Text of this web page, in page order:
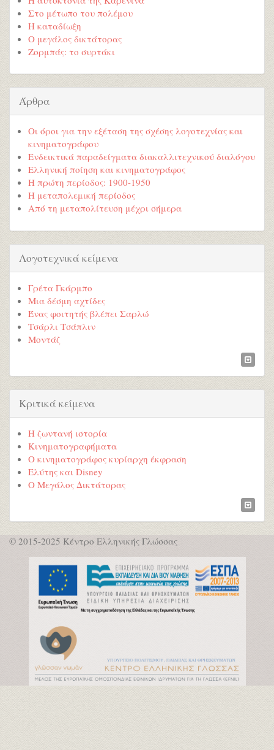
Στο μέτωπο του πολέμου
Η καταδίωξη
Ο μεγάλος δικτάτορας
Ζορμπάς: το συρτάκι
Άρθρα
Οι όροι για την εξέταση της σχέσης λογοτεχνίας και
κινηματογράφου
Ενδεικτικά παραδείγματα διακαλλιτεχνικού διαλόγου
Ελληνική ποίηση και κινηματογράφος
Η πρώτη περίοδος: 1900-1950
Η μεταπολεμική περίοδος
Από τη μεταπολίτευση μέχρι σήμερα
Λογοτεχνικά κείμενα
Γρέτα Γκάρμπο
Μια δέσμη αχτίδες
Ένας φοιτητής βλέπει Σαρλώ
Τσάρλι Τσάπλιν
Μοντάζ
Κριτικά κείμενα
Η ζωντανή ιστορία
Κινηματογραφήματα
Ο κινηματογράφος κυρίαρχη έκφραση
Ελύτης και Disney
Ο Μεγάλος Δικτάτορας
© 2015-2025 Κέντρο Ελληνικής Γλώσσας